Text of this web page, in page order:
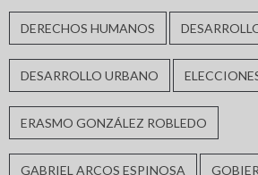
DERECHOS HUMANOS
DESARROLLO URBANO
ERASMO GONZÁLEZ ROBLEDO
GABRIEL ARCOS ESPINOSA